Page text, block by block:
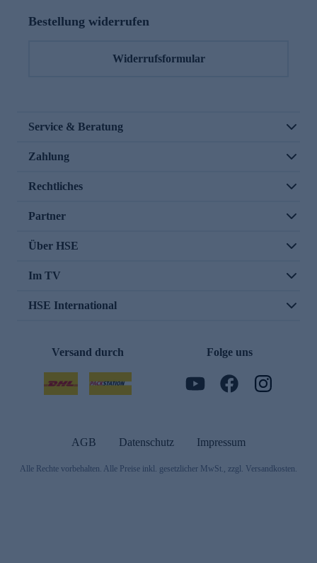
Bestellung widerrufen
Widerrufsformular
Service & Beratung
Zahlung
Rechtliches
Partner
Über HSE
Im TV
HSE International
Versand durch Folge uns
AGB Datenschutz Impressum
Alle Rechte vorbehalten. Alle Preise inkl. gesetzlicher MwSt., zzgl. Versandkosten.